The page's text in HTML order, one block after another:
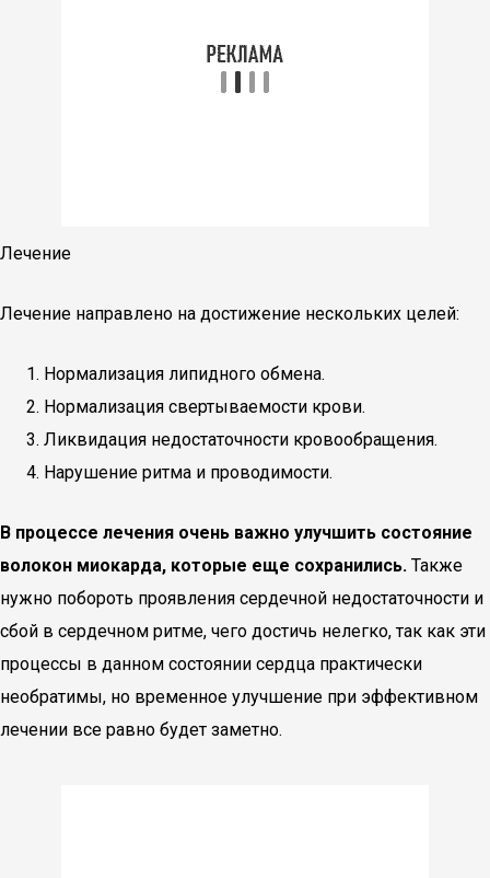
Лечение
Лечение направлено на достижение нескольких целей:
Нормализация липидного обмена.
Нормализация свертываемости крови.
Ликвидация недостаточности кровообращения.
Нарушение ритма и проводимости.
В процессе лечения очень важно улучшить состояние
волокон миокарда, которые еще сохранились. Также
нужно побороть проявления сердечной недостаточности и
сбой в сердечном ритме, чего достичь нелегко, так как эти
процессы в данном состоянии сердца практически
необратимы, но временное улучшение при эффективном
лечении все равно будет заметно.